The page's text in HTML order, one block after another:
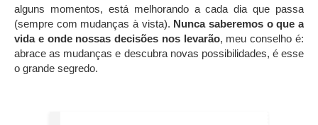
alguns momentos, está melhorando a cada dia que passa
(sempre com mudanças à vista). Nunca saberemos o que a
vida e onde nossas decisões nos levarão, meu conselho é:
abrace as mudanças e descubra novas possibilidades, é esse
o grande segredo.